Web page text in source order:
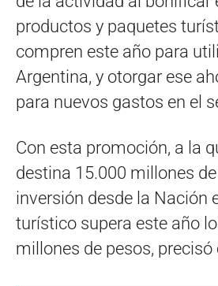
productos y paquetes
compren este año para
Argentina, y otorgar ese
para nuevos gastos en el
Con esta promoción, a la
destina 15.000 millones
inversión desde la Nación
turístico supera este año
millones de pesos, precisó